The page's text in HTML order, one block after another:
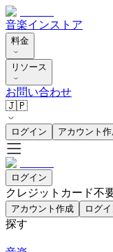
音楽インストア
料金
リソース
お問い合わせ
🇯🇵
ログイン アカウント
ログイン
クレジットカード不
アカウント作成 ログ
探す